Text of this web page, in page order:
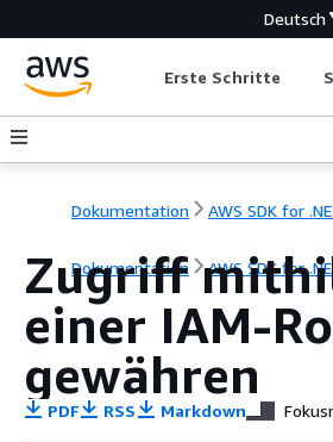
Deutsch
Erste Schritte
Dokumentation AWS SDK for
Dokumentation AWS SDK for
Zugriff
einer IAM-
gewähren
PDF RSS Markdown